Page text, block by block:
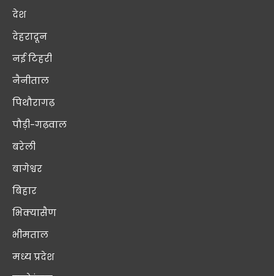
देश
देहरादून
नई टिहरी
नैनीताल
पिथौरागढ़
पौड़ी-गढ़वाल
बरेली
बागेश्वर
बिहार
भिक्यासैण
भीमताल
मध्य प्रदेश